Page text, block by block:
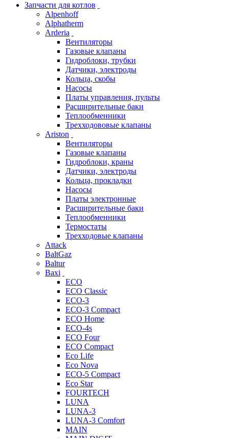
Запчасти для котлов
Alpenhoff
Alphatherm
Arderia
Вентиляторы
Газовые клапаны
Гидроблоки, трубки
Датчики, электроды
Кольца, скобы
Насосы
Платы управления, пульты
Расширительные баки
Теплообменники
Трехходововые клапаны
Ariston
Вентиляторы
Газовые клапаны
Гидроблоки, краны
Датчики, электроды
Кольца, прокладки
Насосы
Платы электронные
Расширительные баки
Теплообменники
Термостаты
Трехходовые клапаны
Attack
BaltGaz
Baltur
Baxi
ECO
ECO Classic
ECO-3
ECO-3 Compact
ECO Home
ECO-4s
ECO Four
ECO Compact
Eco Life
Eco Nova
ECO-5 Compact
Eco Star
FOURTECH
LUNA
LUNA-3
LUNA-3 Comfort
MAIN